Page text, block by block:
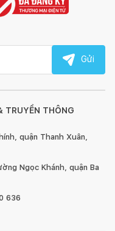
cứng cao và khả năng
mọt, bề mặt nhẵn, vân
TRUYỀN THÔNG
quận Thanh Xuân,
Ngọc Khánh, quận Ba
636
Gửi